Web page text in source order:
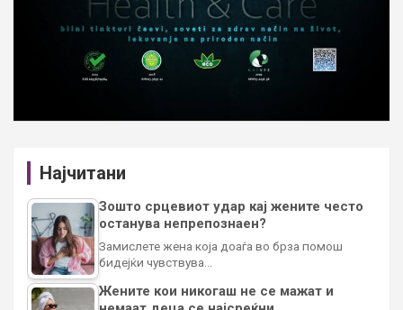
Најчитани
Зошто срцевиот удар кај жените често
останува непрепознаен?
Замислете жена која доаѓа во брза помош
бидејќи чувствува…
Жените кои никогаш не се мажат и